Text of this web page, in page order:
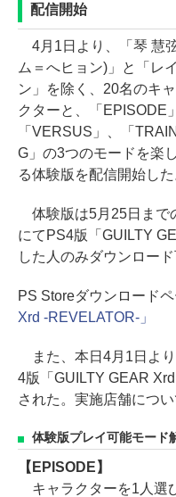
配信開始
4月1日より、「琴 慧
ム＝へヒョン)」と「レ
ン」を除く、20名のキ
クターと、「EPISODE
「VERSUS」、「
G」の3つのモードを楽
る体験版を配信開始した
体験版は5月25日まで
にてPS4版「GUILTY
した人のみダウンロー
PS Storeダウンロードペ
Xrd -REVELATOR-」
また、本日4月1日よ
4版「GUILTY GEAR
された。実施店舗につ
体験版プレイ可能モード
【EPISODE】
キャラクターを1人選